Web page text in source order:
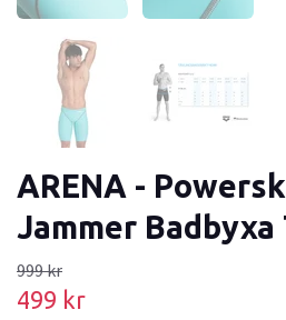
ARENA -
Jammer Badbyxa
999 kr
499 kr